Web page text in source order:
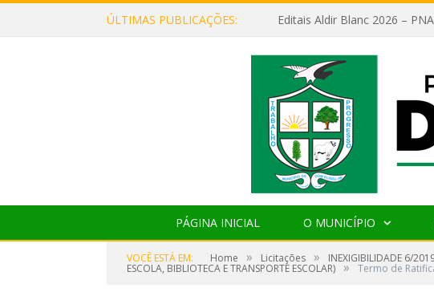
ÚLTIMAS PUBLICAÇÕES: Editais Aldir Blanc 2026 –
PÁGINA INICIAL O MUNICÍPIO
VOCÊ ESTÁ EM: Home » Licitações » INEXIGIBILIDADE 6/
ESCOLA, BIBLIOTECA E TRANSPORTE ESCOLAR) » Termo de